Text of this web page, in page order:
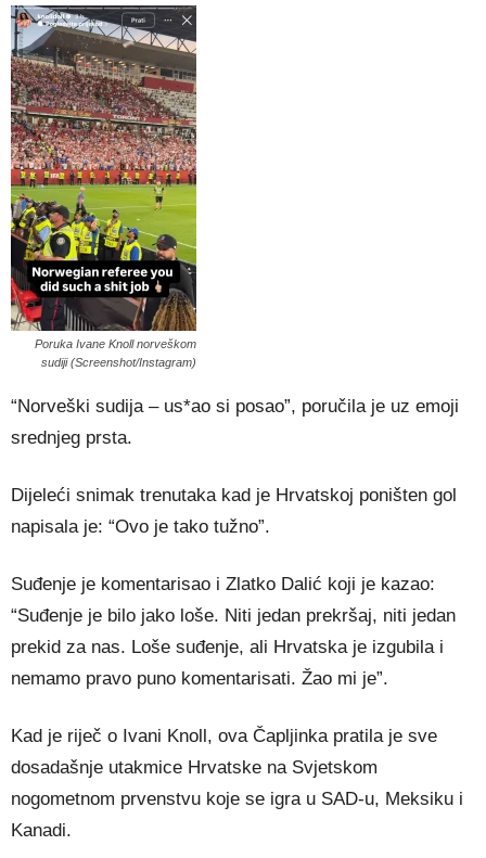
Poruka Ivane Knoll norveškom
sudiji (Screenshot/Instagram)
“Norveški sudija – us*ao si posao”, poručila je uz emoji
srednjeg prsta.
Dijeleći snimak trenutaka kad je Hrvatskoj poništen gol
napisala je: “Ovo je tako tužno”.
Suđenje je komentarisao i Zlatko Dalić koji je kazao:
“Suđenje je bilo jako loše. Niti jedan prekršaj, niti jedan
prekid za nas. Loše suđenje, ali Hrvatska je izgubila i
nemamo pravo puno komentarisati. Žao mi je”.
Kad je riječ o Ivani Knoll, ova Čapljinka pratila je sve
dosadašnje utakmice Hrvatske na Svjetskom
nogometnom prvenstvu koje se igra u SAD-u, Meksiku i
Kanadi.